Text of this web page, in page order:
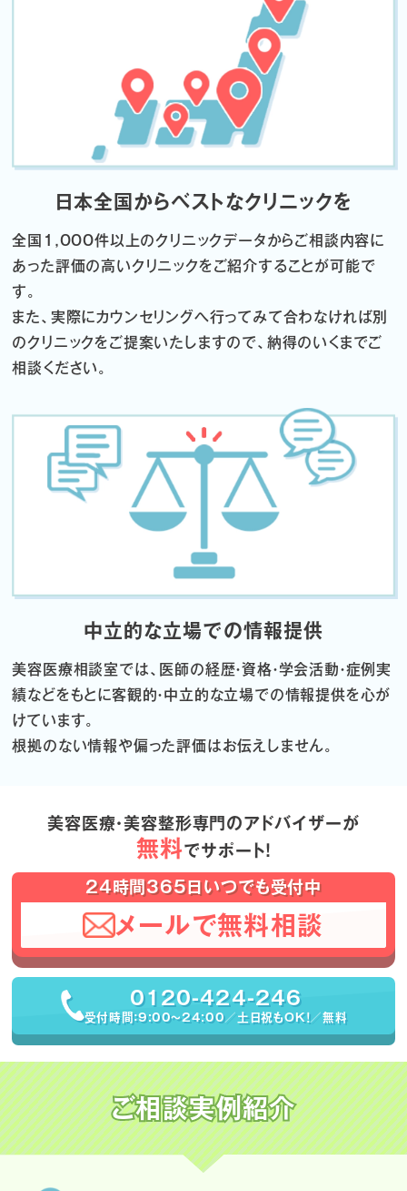
日本全国からベストなクリニックを
全国1,000件以上のクリニックデータからご相談内容に
あった評価の高いクリニックをご紹介することが可能で
す。
また、実際にカウンセリングへ行ってみて合わなければ別
のクリニックをご提案いたしますので、納得のいくまでご
相談ください。
中立的な立場での情報提供
美容医療相談室では、医師の経歴・資格・学会活動・症例実
績などをもとに客観的・中立的な立場での情報提供を心が
けています。
根拠のない情報や偏った評価はお伝えしません。
美容医療・美容整形専門のアドバイザーが
無料でサポート！
24時間365日いつでも受付中
メールで無料相談
0120-424-246
受付時間：9:00〜24:00／土日祝もOK！／無料
ご相談実例紹介